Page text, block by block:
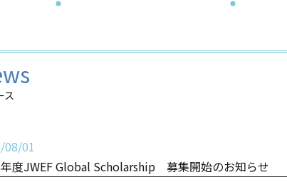
ス
08/01
度JWEF Global Scholarship 募集開始のお知らせ